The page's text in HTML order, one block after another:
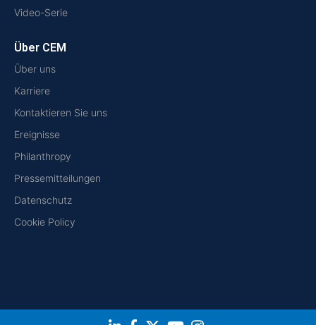
Video-Serie
Über CEM
Über uns
Karriere
Kontaktieren Sie uns
Ereignisse
Philanthropy
Pressemitteilungen
Datenschutz
Cookie Policy